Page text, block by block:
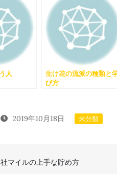
人
生け花の流派の種類と
び方
2019年10月18日 未分類
マイルの上手な貯め方